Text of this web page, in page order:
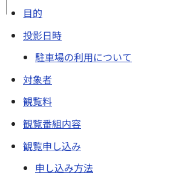
目的
投影日時
駐車場の利用について
対象者
観覧料
観覧番組内容
観覧申し込み
申し込み方法